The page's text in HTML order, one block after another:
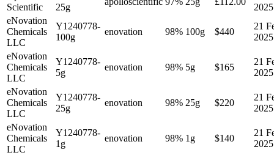
Scientific
25g
2025
eNovation
Chemicals
LLC
Y1240778-
100g
enovation 98% 100g $440
21
2025
eNovation
Chemicals
LLC
Y1240778-
5g
enovation 98% 5g $165
21
2025
eNovation
Chemicals
LLC
Y1240778-
25g
enovation 98% 25g $220
21
2025
eNovation
Chemicals
LLC
Y1240778-
1g
enovation 98% 1g $140
21
2025